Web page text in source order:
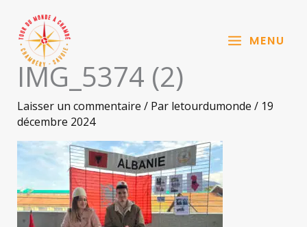
contenu
MENU
IMG_5374 (2)
Laisser un commentaire / Par letourdumonde / 19
décembre 2024